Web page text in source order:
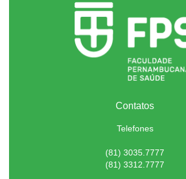
Contatos
Telefones
(81) 3035.7777
(81) 3312.7777